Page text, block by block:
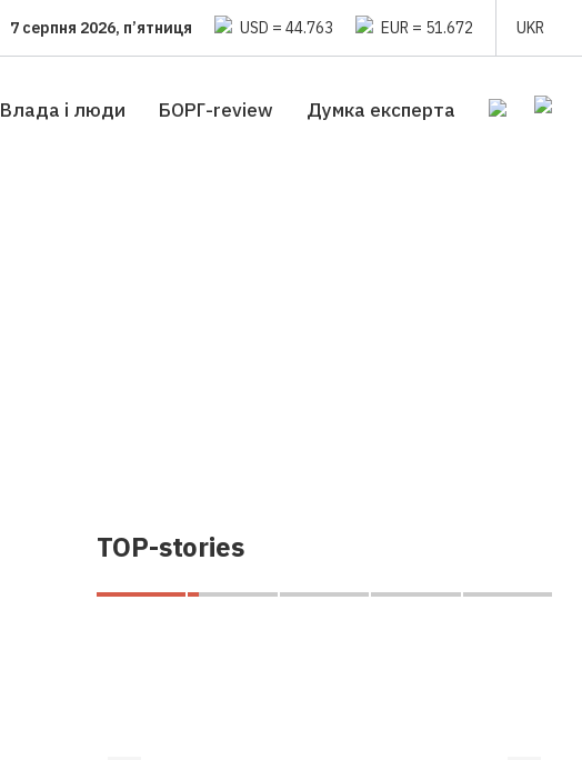
7 серпня 2026, п’ятниця USD = 44.763 EUR = 51.672 UKR
Влада i люди БОРГ-review Думка експерта
TOP-stories